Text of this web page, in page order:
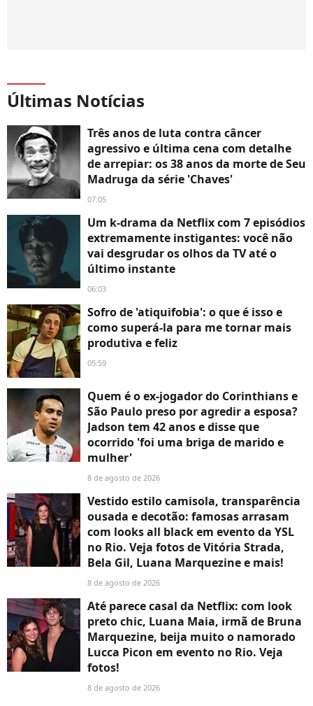
Últimas Notícias
Três anos de luta contra câncer
agressivo e última cena com detalhe
de arrepiar: os 38 anos da morte de Seu
Madruga da série 'Chaves'
07:05
Um k-drama da Netflix com 7 episódios
extremamente instigantes: você não
vai desgrudar os olhos da TV até o
último instante
06:03
Sofro de 'atiquifobia': o que é isso e
como superá-la para me tornar mais
produtiva e feliz
05:59
Quem é o ex-jogador do Corinthians e
São Paulo preso por agredir a esposa?
Jadson tem 42 anos e disse que
ocorrido 'foi uma briga de marido e
mulher'
8 de agosto de 2026
Vestido estilo camisola, transparência
ousada e decotão: famosas arrasam
com looks all black em evento da YSL
no Rio. Veja fotos de Vitória Strada,
Bela Gil, Luana Marquezine e mais!
8 de agosto de 2026
Até parece casal da Netflix: com look
preto chic, Luana Maia, irmã de Bruna
Marquezine, beija muito o namorado
Lucca Picon em evento no Rio. Veja
fotos!
8 de agosto de 2026